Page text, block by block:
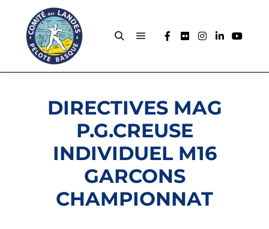
DIRECTIVES MAG
P.G.CREUSE
INDIVIDUEL M16
GARCONS
CHAMPIONNAT